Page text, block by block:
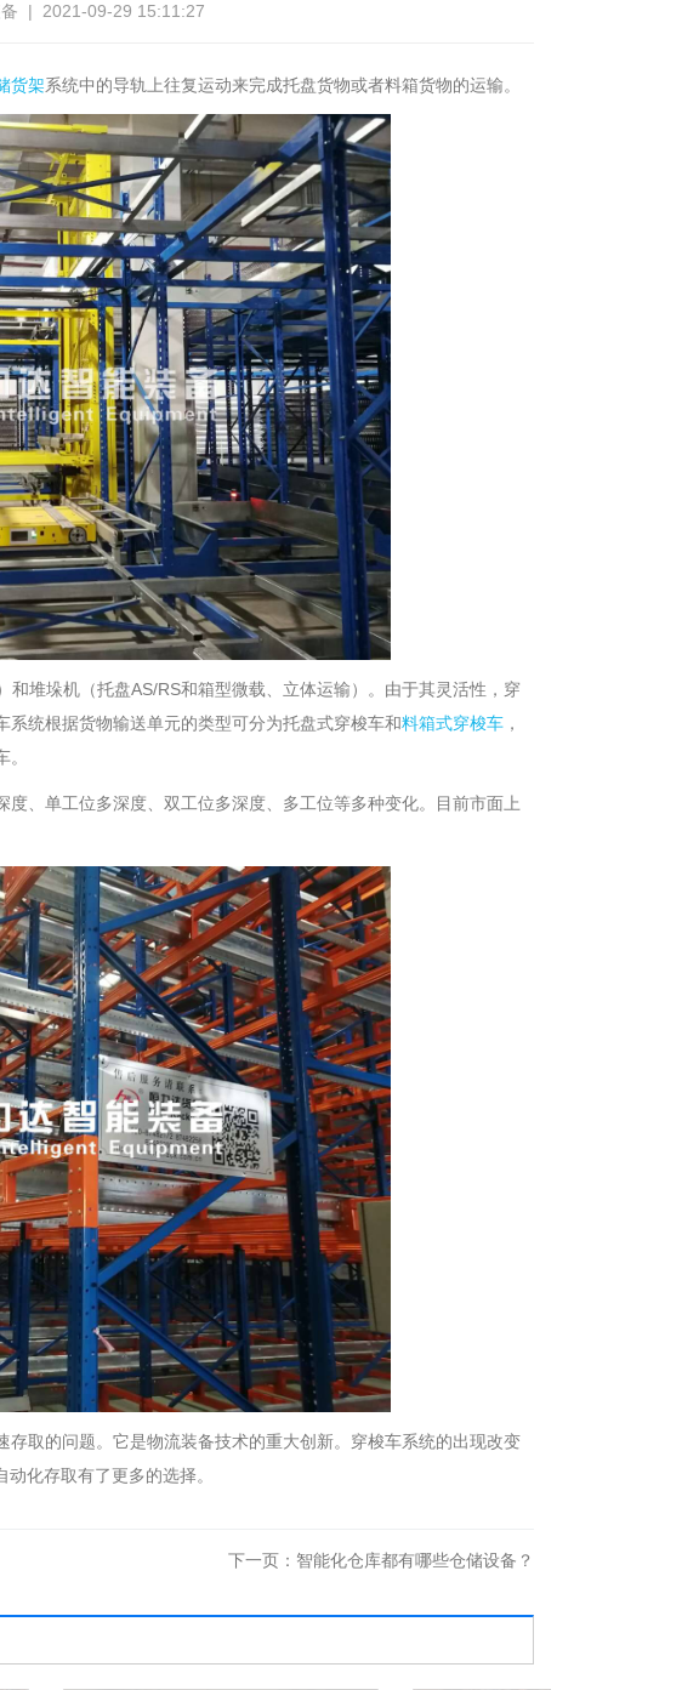
备 | 2021-09-29 15:11:27
货架系统中的导轨上往复运动来完成托盘货物或者料箱货物的运输。
堆垛机（托盘AS/RS和箱型微载、立体运输）。由于其灵活性，穿
统根据货物输送单元的类型可分为托盘式穿梭车和料箱式穿梭车 ，
、单工位多深度、双工位多深度、多工位等多种变化。目前市面上
取的问题。它是物流装备技术的重大创新。穿梭车系统的出现改变
化存取有了更多的选择。
下一页： 智能化仓库都有哪些仓储设备？